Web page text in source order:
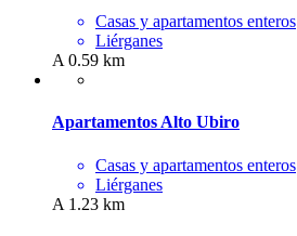
Casas y apartamentos enteros
Liérganes
A 0.59 km
Apartamentos Alto Ubiro
Casas y apartamentos enteros
Liérganes
A 1.23 km